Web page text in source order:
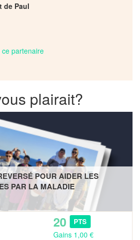
de Paul
partenaire
plairait?
POUR AIDER LES
PAR LA MALADIE
20 PTS
Gains 1,00 €